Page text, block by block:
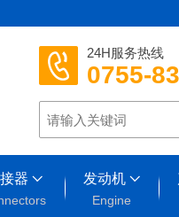
24H服务热线
0755-
器 发动机
Engine